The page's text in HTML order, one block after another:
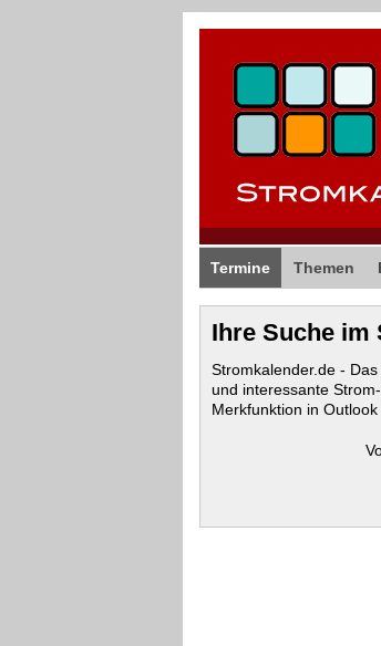
Termine Themen
Ihre Suche im
Stromkalender.de -
und interessante
Merkfunktion in